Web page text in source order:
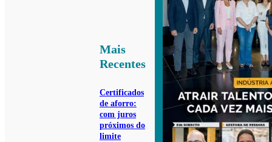
Mais
Recentes
Certificados
de aforro:
com juros
próximos do
limite